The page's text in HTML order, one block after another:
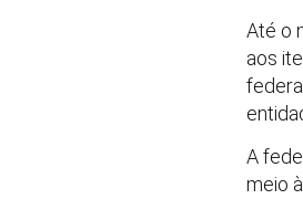
Até o
aos
A
meio